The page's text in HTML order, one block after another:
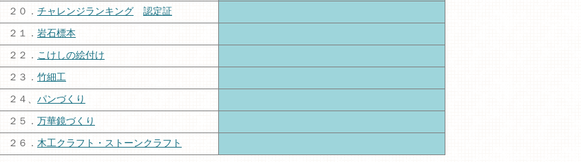
２０． チャレンジランキング 認定証
２１． 岩石標本
２２． こけしの絵付け
２３． 竹細工
２４、 パンづくり
２５． 万華鏡づくり
２６． 木工クラフト・ストーンクラフト